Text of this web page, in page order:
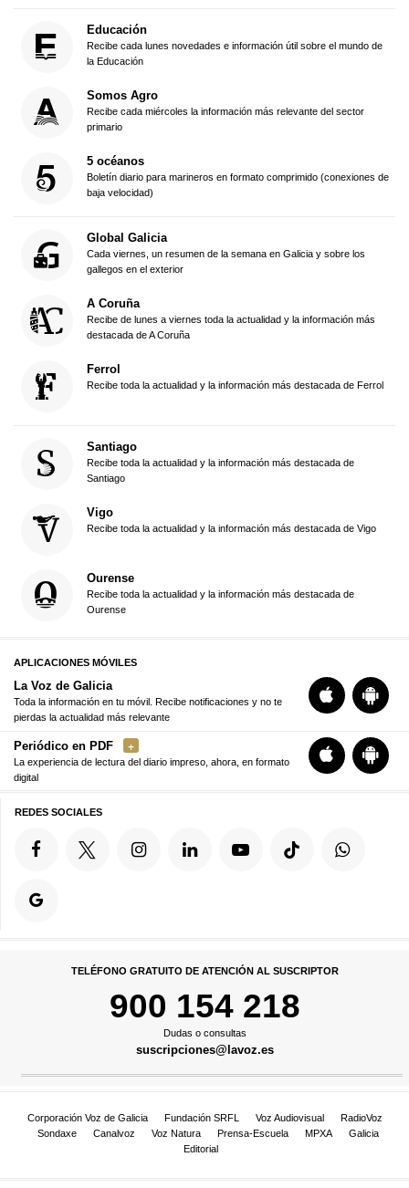
Educación
Recibe cada lunes novedades e información útil sobre el mundo de
la Educación
Somos Agro
Recibe cada miércoles la información más relevante del sector
primario
5 océanos
Boletín diario para marineros en formato comprimido (conexiones de
baja velocidad)
Global Galicia
Cada viernes, un resumen de la semana en Galicia y sobre los
gallegos en el exterior
A Coruña
Recibe de lunes a viernes toda la actualidad y la información más
destacada de A Coruña
Ferrol
Recibe toda la actualidad y la información más destacada de Ferrol
Santiago
Recibe toda la actualidad y la información más destacada de
Santiago
Vigo
Recibe toda la actualidad y la información más destacada de Vigo
Ourense
Recibe toda la actualidad y la información más destacada de
Ourense
APLICACIONES MÓVILES
La Voz de Galicia
Toda la información en tu móvil. Recibe notificaciones y no te
pierdas la actualidad más relevante
Periódico en PDF
La experiencia de lectura del diario impreso, ahora, en formato
digital
REDES SOCIALES
TELÉFONO GRATUITO DE ATENCIÓN AL SUSCRIPTOR
900 154 218
Dudas o consultas
suscripciones@lavoz.es
Corporación Voz de Galicia Fundación SRFL Voz Audiovisual
RadioVoz
Sondaxe
Canalvoz Voz Natura Prensa-Escuela MPXA
Galicia
Editorial